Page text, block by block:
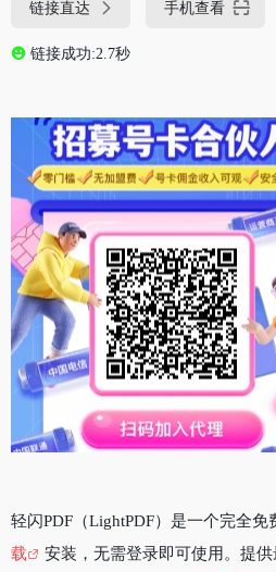
链接直达 手机查看
链接成功:2.7秒
轻闪PDF（LightPDF）是一个完全免
载
安装，无需登录即可使用。提供